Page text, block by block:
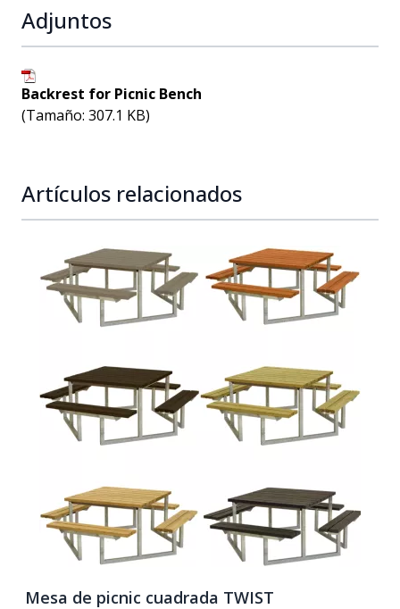
Adjuntos
Backrest for Picnic Bench
(Tamaño: 307.1 KB)
Artículos relacionados
Navigating through the elements of the carousel is
Press to skip carousel
Press to go to carousel navigation
Mesa de picnic cuadrada TWIST